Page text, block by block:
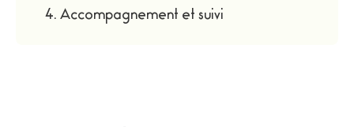
Accompagnement et suivi